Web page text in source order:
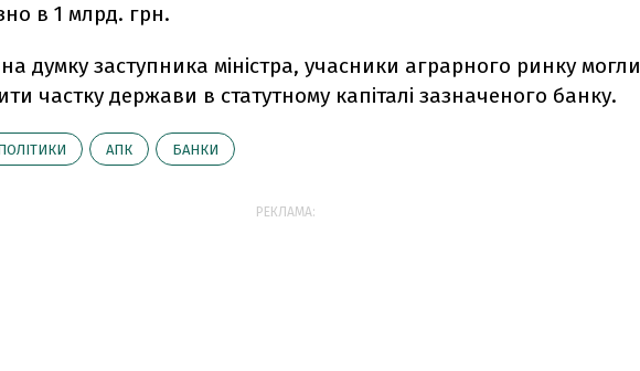
в 1 млрд. грн.
думку заступника міністра, учасники аграрного ринку могли
частку держави в статутному капіталі зазначеного банку.
АПК БАНКИ
РЕКЛАМА: